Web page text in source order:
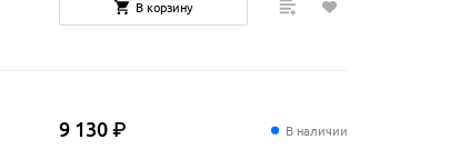
В корзину
В наличии
9 130 ₽